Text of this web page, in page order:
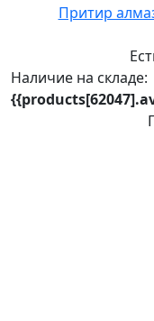
Притир
Наличие на складе: